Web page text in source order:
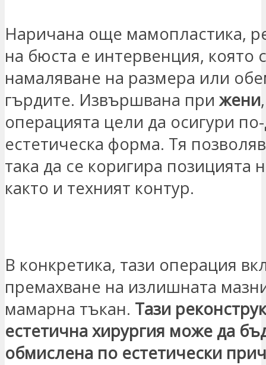
Наричана още мамопластика,
на бюста е интервенция, която
намаляване на размера или
гърдите. Извършвана прижени,
операцията цели да осигури
естетическа форма. Тя
така да се коригира позицията
както и техният контур.
В конкретика, тази операция
премахване на излишната
мамарна тъкан. Тази
естетична хирургия може да
обмислена по естетически